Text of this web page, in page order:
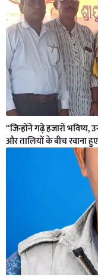
“जिन्होंने गढ़े हजारों
और तालियों के बीच रवाना